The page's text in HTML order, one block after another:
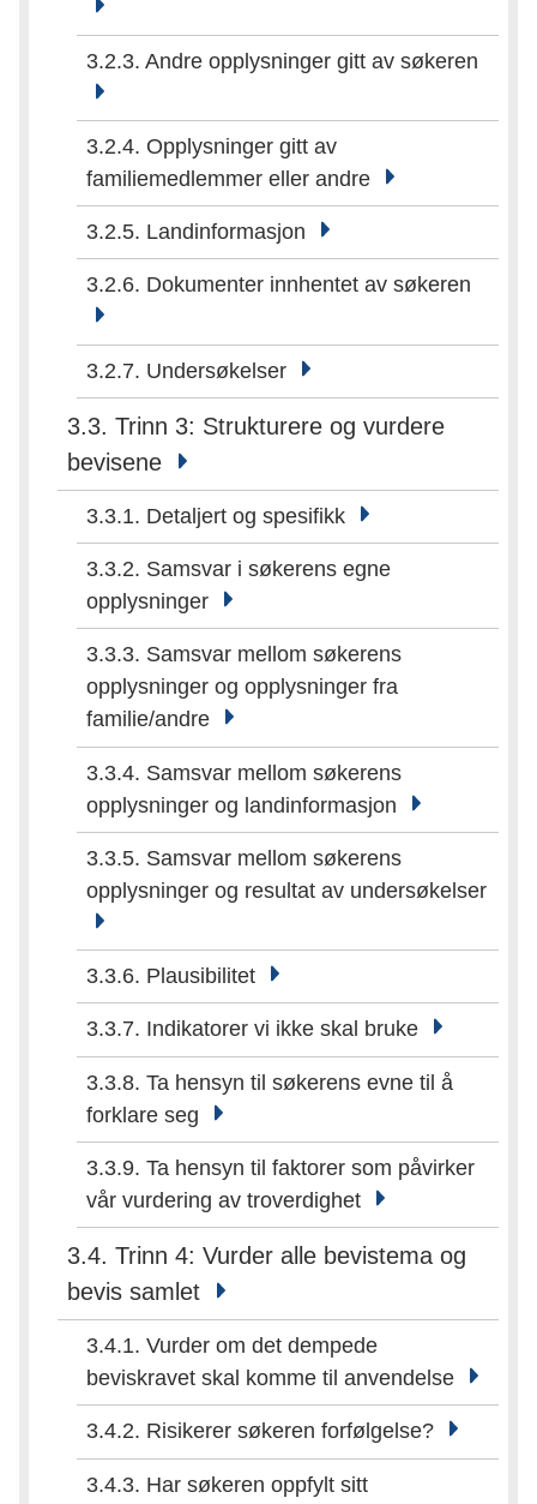
3.2.3. Andre opplysninger gitt av søkeren
3.2.4. Opplysninger gitt av
familiemedlemmer eller andre
3.2.5. Landinformasjon
3.2.6. Dokumenter innhentet av søkeren
3.2.7. Undersøkelser
3.3. Trinn 3: Strukturere og vurdere
bevisene
3.3.1. Detaljert og spesifikk
3.3.2. Samsvar i søkerens egne
opplysninger
3.3.3. Samsvar mellom søkerens
opplysninger og opplysninger fra
familie/andre
3.3.4. Samsvar mellom søkerens
opplysninger og landinformasjon
3.3.5. Samsvar mellom søkerens
opplysninger og resultat av undersøkelser
3.3.6. Plausibilitet
3.3.7. Indikatorer vi ikke skal bruke
3.3.8. Ta hensyn til søkerens evne til å
forklare seg
3.3.9. Ta hensyn til faktorer som påvirker
vår vurdering av troverdighet
3.4. Trinn 4: Vurder alle bevistema og
bevis samlet
3.4.1. Vurder om det dempede
beviskravet skal komme til anvendelse
3.4.2. Risikerer søkeren forfølgelse?
3.4.3. Har søkeren oppfylt sitt